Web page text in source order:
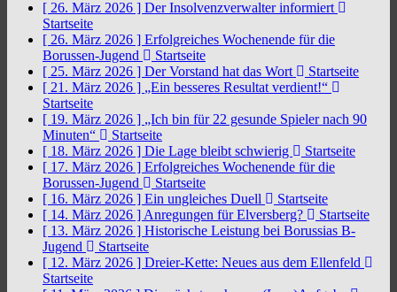
[ 26. März 2026 ] Der Insolvenzverwalter informiert
Startseite
[ 26. März 2026 ] Erfolgreiches Wochenende für die
Borussen-Jugend
Startseite
[ 25. März 2026 ] Der Vorstand hat das Wort
Startseite
[ 21. März 2026 ] „Ein besseres Resultat verdient!“
Startseite
[ 19. März 2026 ] „Ich bin für 22 gesunde Spieler nach 90
Minuten“
Startseite
[ 18. März 2026 ] Die Lage bleibt schwierig
Startseite
[ 17. März 2026 ] Erfolgreiches Wochenende für die
Borussen-Jugend
Startseite
[ 16. März 2026 ] Ein ungleiches Duell
Startseite
[ 14. März 2026 ] Anregungen für Elversberg?
Startseite
[ 13. März 2026 ] Historische Leistung bei Borussias B-
Jugend
Startseite
[ 12. März 2026 ] Dreier-Kette: Neues aus dem Ellenfeld
Startseite